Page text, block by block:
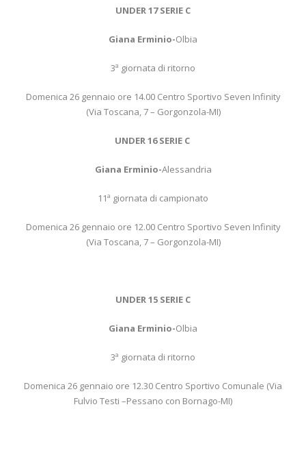
UNDER 17 SERIE C
Giana Erminio-Olbia
3ª giornata di ritorno
Domenica 26 gennaio ore 14.00 Centro Sportivo Seven Infinity
(Via Toscana, 7 – Gorgonzola-MI)
UNDER 16 SERIE C
Giana Erminio-Alessandria
11ª giornata di campionato
Domenica 26 gennaio ore 12.00 Centro Sportivo Seven Infinity
(Via Toscana, 7 – Gorgonzola-MI)
UNDER 15 SERIE C
Giana Erminio-Olbia
3ª giornata di ritorno
Domenica 26 gennaio ore 12.30 Centro Sportivo Comunale (Via
Fulvio Testi –Pessano con Bornago-MI)